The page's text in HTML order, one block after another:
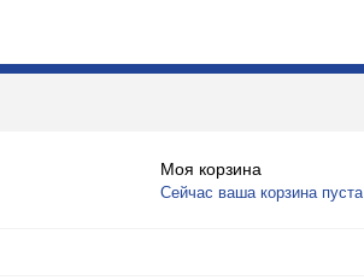
Моя корзина
Сейчас ваша корзина пуста